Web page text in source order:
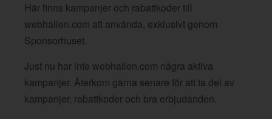
Här finns kampanjer och rabattkoder till
webhallen.com att använda, exklusivt genom
Sponsorhuset.
Just nu har inte webhallen.com några aktiva
kampanjer. Återkom gärna senare för att ta del av
kampanjer, rabattkoder och bra erbjudanden.